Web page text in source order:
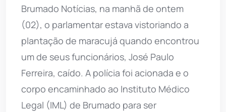
Brumado Notícias, na manhã de ontem
(02), o parlamentar estava vistoriando a
plantação de maracujá quando encontrou
um de seus funcionários, José Paulo
Ferreira, caído. A polícia foi acionada e o
corpo encaminhado ao Instituto Médico
Legal (IML) de Brumado para ser